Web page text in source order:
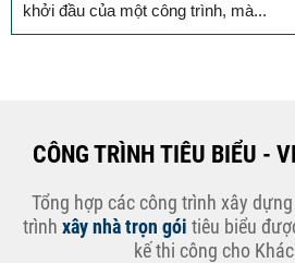
khởi đầu của một công trình, mà...
CÔNG TRÌNH TIÊU BIỂU -
Tổng hợp các công trình xây
trình xây nhà trọn gói tiêu biểu
kế thi công cho